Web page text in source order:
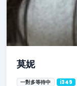
莫妮
一對多等待中 i349